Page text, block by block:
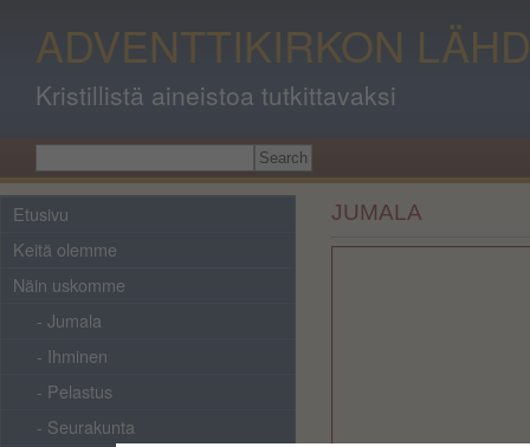
ADVENTTIKIRKON
Kristillistä aineistoa tutkittavaksi
Etusivu
Keitä olemme
Näin uskomme
- Jumala
- Ihminen
- Pelastus
- Seurakunta
JUMALA